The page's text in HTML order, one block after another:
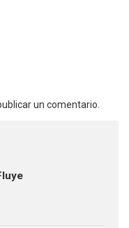
un comentario.